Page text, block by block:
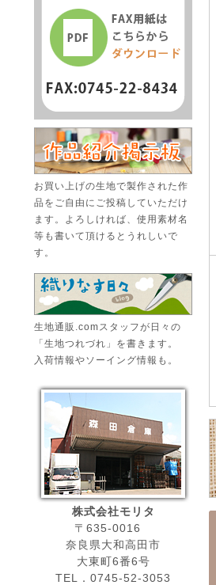
お買い上げの生地で製作された作
品をご自由にご投稿していただけ
ます。よろしければ、使用素材名
等も書いて頂けるとうれしいで
す。
生地通販.comスタッフが日々の
「生地つれづれ」を書きます。
入荷情報やソーイング情報も。
株式会社モリタ
〒635-0016
奈良県大和高田市
大東町6番6号
TEL．0745-52-3053